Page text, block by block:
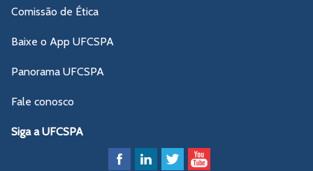
Comissão de Ética
Baixe o App UFCSPA
Panorama UFCSPA
Fale conosco
Siga a UFCSPA